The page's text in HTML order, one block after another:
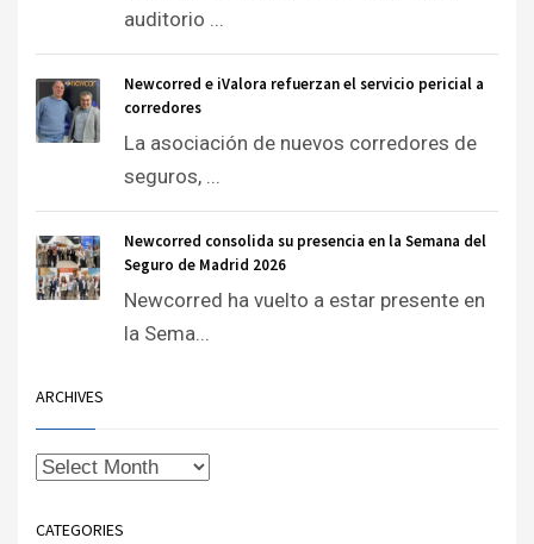
auditorio ...
Newcorred e iValora refuerzan el servicio pericial a
corredores
La asociación de nuevos corredores de
seguros, ...
Newcorred consolida su presencia en la Semana del
Seguro de Madrid 2026
Newcorred ha vuelto a estar presente en
la Sema...
ARCHIVES
CATEGORIES